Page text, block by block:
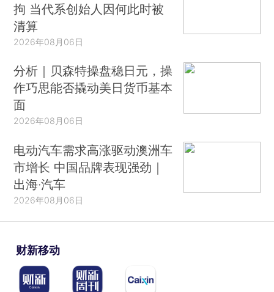
拘 当代系创始人因何此时被
清算
2026年08月06日
分析｜贝森特操盘稳日元，操
作巧思能否撬动美日货币基本
面
2026年08月06日
电动汽车需求高涨驱动澳洲车
市增长 中国品牌表现强劲｜
出海·汽车
2026年08月06日
财新移动